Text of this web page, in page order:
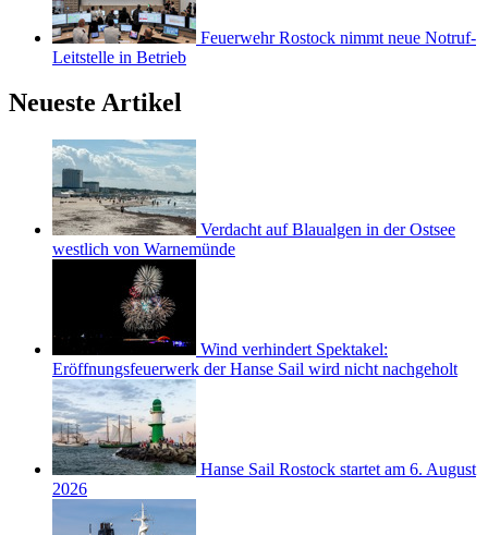
Feuerwehr Rostock nimmt neue Notruf-
Leitstelle in Betrieb
Neueste Artikel
Verdacht auf Blaualgen in der Ostsee
westlich von Warnemünde
Wind verhindert Spektakel:
Eröffnungsfeuerwerk der Hanse Sail wird nicht nachgeholt
Hanse Sail Rostock startet am 6. August
2026